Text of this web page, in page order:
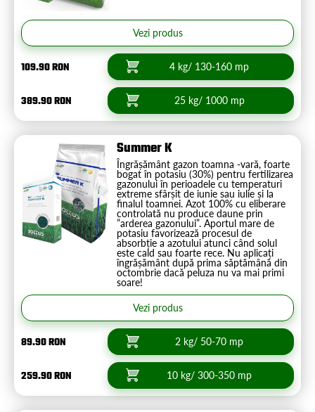
Vezi produs
109.90 RON 4 kg/ 130-160 mp
389.90 RON 25 kg/ 1000 mp
Summer K
Îngrășământ gazon toamna -vară, foarte
bogat în potasiu (30%) pentru fertilizarea
gazonului în perioadele cu temperaturi
extreme sfârșit de iunie sau iulie și la
finalul toamnei. Azot 100% cu eliberare
controlată nu produce daune prin
”arderea gazonului”. Aportul mare de
potasiu favorizează procesul de
absorbție a azotului atunci când solul
este cald sau foarte rece. Nu aplicați
îngrășământ după prima săptămână din
octombrie dacă peluza nu va mai primi
soare!
Vezi produs
89.90 RON 2 kg/ 50-70 mp
259.90 RON 10 kg/ 300-350 mp